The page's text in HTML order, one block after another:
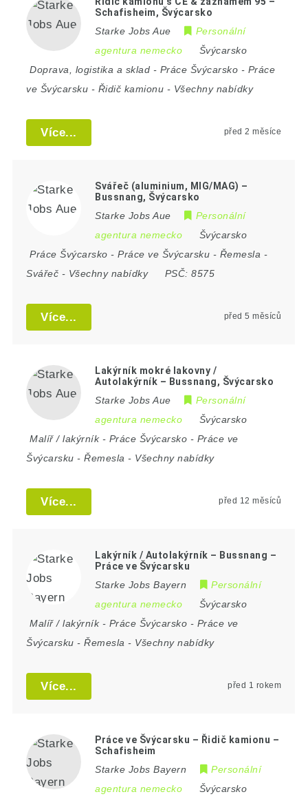
Schafisheim, Švýcarsko
Starke Jobs Aue
Personální
agentura nemecko
Švýcarsko
Doprava, logistika a sklad - Práce Švýcarsko - Práce
ve Švýcarsku - Řidič kamionu - Všechny nabídky
Více... před 2 měsíce
Svářeč (aluminium, MIG/MAG) –
Bussnang, Švýcarsko
Starke Jobs Aue
Personální
agentura nemecko
Švýcarsko
Práce Švýcarsko -Práce ve Švýcarsku - Řemesla -
Svářeč - Všechny nabídky PSČ:8575
Více... před 5 měsíců
Lakýrník mokré lakovny /
Autolakýrník – Bussnang, Švýcarsko
Starke Jobs Aue
Personální
agentura nemecko
Švýcarsko
Malíř / lakýrník- Práce Švýcarsko - Práce ve
Švýcarsku -Řemesla - Všechny nabídky
Více... před 12 měsíců
Lakýrník / Autolakýrník – Bussnang –
Práce ve Švýcarsku
Starke Jobs Bayern
Personální
agentura nemecko
Švýcarsko
Malíř / lakýrník- Práce Švýcarsko - Práce ve
Švýcarsku -Řemesla - Všechny nabídky
Více... před 1 rokem
Práce ve Švýcarsku – Řidič kamionu –
Schafisheim
Starke Jobs Bayern
Personální
agentura nemecko
Švýcarsko